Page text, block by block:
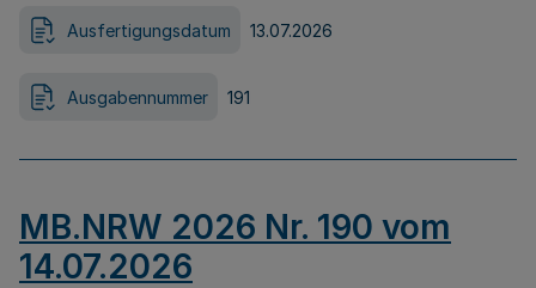
Ausfertigungsdatum 13.07.2026
Ausgabennummer 191
MB.NRW 2026 Nr. 190 vom
14.07.2026